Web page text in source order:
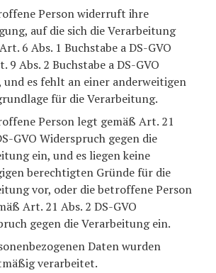
Person widerruft ihre
auf die sich die Verarbeitung
6 Abs. 1 Buchstabe a DS-GVO
9 Abs. 2 Buchstabe a DS-GVO
es fehlt an einer anderweitigen
für die Verarbeitung.
Person legt gemäß Art. 21
GVO Widerspruch gegen die
ein, und es liegen keine
berechtigten Gründe für die
vor, oder die betroffene Person
Art. 21 Abs. 2 DS-GVO
gegen die Verarbeitung ein.
Daten wurden
verarbeitet.